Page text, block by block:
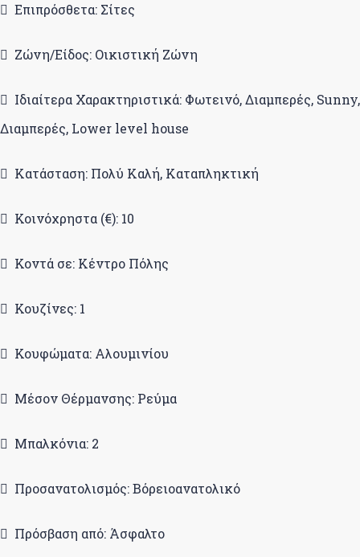
Επιπρόσθετα: Σίτες
Ζώνη/Είδος: Οικιστική Ζώνη
Ιδιαίτερα Χαρακτηριστικά: Φωτεινό, Διαμπερές, Sunny,
Διαμπερές, Lower level house
Κατάσταση: Πολύ Καλή, Καταπληκτική
Κοινόχρηστα (€): 10
Κοντά σε: Κέντρο Πόλης
Κουζίνες: 1
Κουφώματα: Αλουμινίου
Μέσον Θέρμανσης: Ρεύμα
Μπαλκόνια: 2
Προσανατολισμός: Βόρειοανατολικό
Πρόσβαση από: Άσφαλτο